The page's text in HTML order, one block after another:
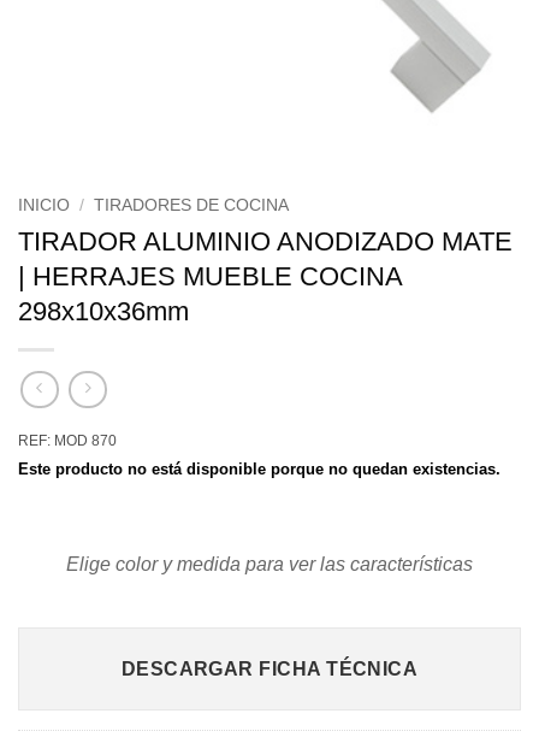
INICIO / TIRADORES DE COCINA
TIRADOR ALUMINIO ANODIZADO MATE
| HERRAJES MUEBLE COCINA
298x10x36mm
REF: MOD 870
Este producto no está disponible porque no quedan existencias.
Elige color y medida para ver las características
DESCARGAR FICHA TÉCNICA